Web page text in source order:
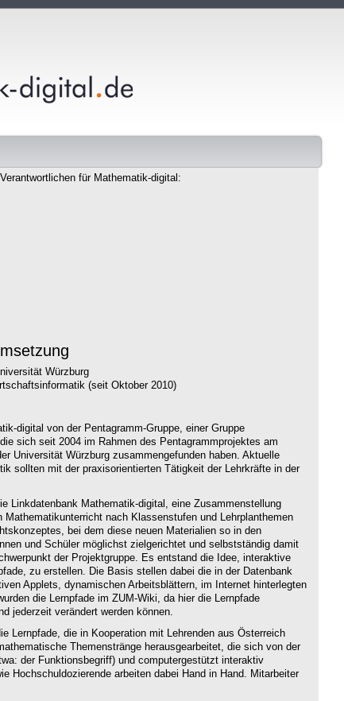
für Mathematik-digital:
Würzburg
(seit Oktober 2010)
digital von der Pentagramm-Gruppe, einer Gruppe
sich seit 2004 im Rahmen des Pentagrammprojektes am
Universität Würzburg zusammengefunden haben. Aktuelle
sollten mit der praxisorientierten Tätigkeit der Lehrkräfte in der
Linkdatenbank Mathematik-digital, eine Zusammenstellung
nach Klassenstufen und Lehrplanthemen
bei dem diese neuen Materialien so in den
und Schüler möglichst zielgerichtet und selbstständig damit
der Projektgruppe. Es entstand die Idee, interaktive
zu erstellen. Die Basis stellen dabei die in der Datenbank
Applets, dynamischen Arbeitsblättern, im Internet hinterlegten
die Lernpfade im ZUM-Wiki, da hier die Lernpfade
jederzeit verändert werden können.
Lernpfade, die in Kooperation mit Lehrenden aus Österreich
Themenstränge herausgearbeitet, die sich von der
der Funktionsbegriff) und computergestützt interaktiv
Hochschuldozierende arbeiten dabei Hand in Hand. Mitarbeiter